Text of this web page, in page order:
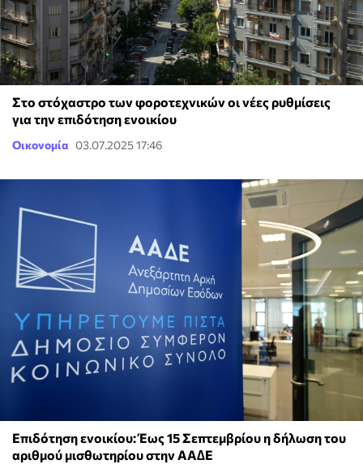
Στο στόχαστρο των φοροτεχνικών οι νέες ρυθμίσεις
για την επιδότηση ενοικίου
Οικονομία 03.07.2025 17:46
Επιδότηση ενοικίου: Έως 15 Σεπτεμβρίου η δήλωση του
αριθμού μισθωτηρίου στην ΑΑ∆Ε